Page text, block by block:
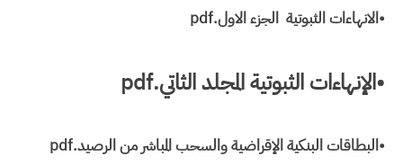
•الانهاءات الثبوتية الجزء الاول.pdf
•الإنهاءات الثبوتية المجلد الثاتي.pdf
•البطاقات البنكية الإقراضية والسحب المباشر من الرصيد.pdf